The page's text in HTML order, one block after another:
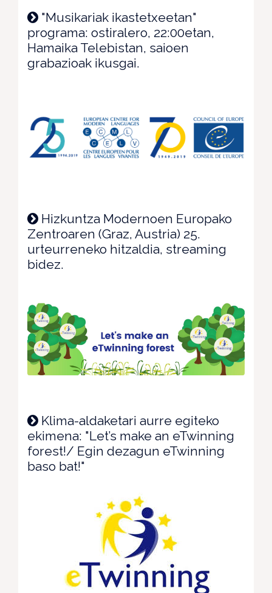
"Musikariak ikastetxeetan"
programa: ostiralero, 22:00etan,
Hamaika Telebistan, saioen
grabazioak ikusgai.
Hizkuntza Modernoen Europako
Zentroaren (Graz, Austria) 25.
urteurreneko hitzaldia, streaming
bidez.
Klima-aldaketari aurre egiteko
ekimena: "Let’s make an eTwinning
forest!/ Egin dezagun eTwinning
baso bat!"